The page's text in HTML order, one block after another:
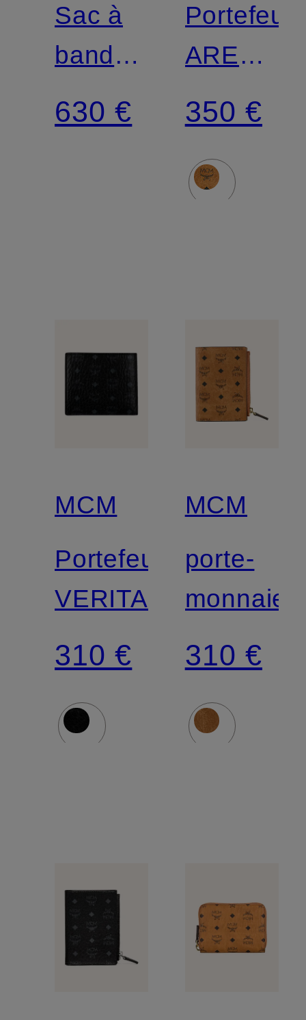
Sac à
bandoulière
AREN
MAXI
630 €
AREN
VISETOS
SMALL
350 €
MCM
Portefeuille
VERITAS
310 €
MCM
porte-
monnaie
310 €